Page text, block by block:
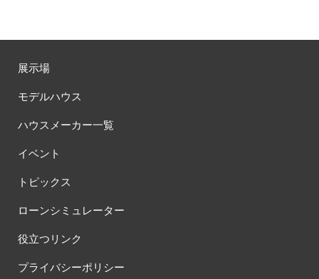
展示場
モデルハウス
ハウスメーカー一覧
イベント
トピックス
ローンシミュレーター
役立つリンク
プライバシーポリシー